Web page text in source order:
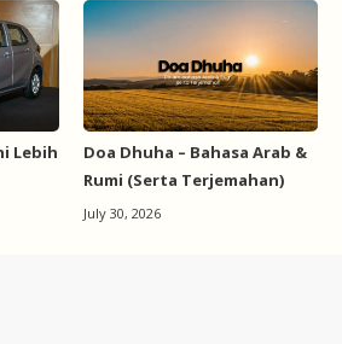
Lebih
Doa Dhuha – Bahasa Arab &
Rumi (Serta Terjemahan)
July 30, 2026